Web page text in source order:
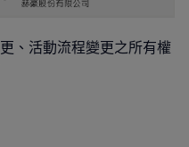
、活動流程變更之所有權